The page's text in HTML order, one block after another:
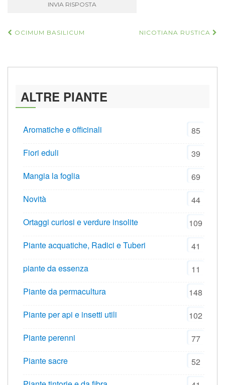
Navigazione
OCIMUM BASILICUM NICOTIANA RUSTICA
ALTRE PIANTE
Aromatiche e officinali
85
Fiori eduli
39
Mangia la foglia
69
Novità
44
Ortaggi curiosi e verdure insolite
109
Piante acquatiche, Radici e Tuberi
41
piante da essenza
11
Piante da permacultura
148
Piante per api e insetti utili
102
Piante perenni
77
Piante sacre
52